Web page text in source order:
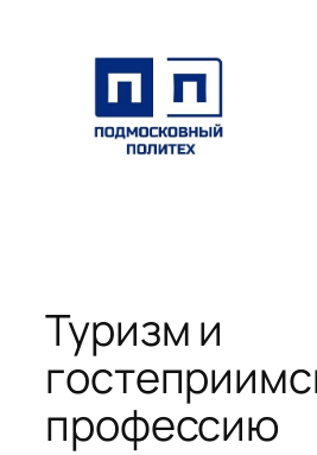
содержимому
Туризм и
профессию